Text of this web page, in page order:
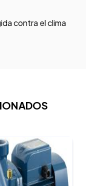
contra el clima